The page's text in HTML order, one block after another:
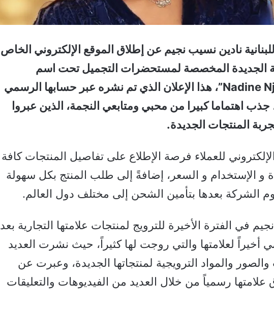
نادين نسيب نجيم عن إطلاق الموقع الإلكتروني الخاص
الجديدة المخصصة لمستحضرات التجميل تحت اسم
“Nadine Njeim Beauty”، هذا الإعلان الذي تم نشره عبر حسابها الرسمي
اهتماما كبيرا من محبي ومتابعي النجمة، الذين عبروا
المنتجات الجديدة.
للعملاء فرصة الإطلاع على تفاصيل المنتجات كافة
و الإستخدام و السعر، إضافةً إلى طلب المنتج بكل سهولة
الشركة بعدها بتأمين الشحن إلى مختلف دول العالم.
في الفترة الأخيرة للترويج لمنتجات علامتها التجارية بعد
أخيراً لعلامتها والتي روجت لها كثيراً، حيث نشرت العديد
والمواد الترويجية لمنتجاتها الجديدة، وعبرت عن
علامتها رسمياً من خلال العديد من الفيديوهات والتعليقات